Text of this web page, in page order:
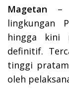
Magetan –
lingkungan
hingga kini
definitif.
tinggi
oleh